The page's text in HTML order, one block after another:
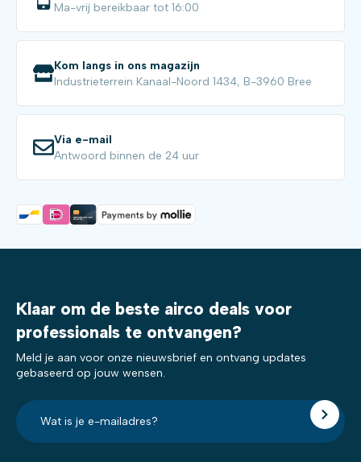
Ma-vrij bereikbaar tot 16:00
Kom langs in ons magazijn
Industrieterrein Kanaal-Noord 1434, B-3960 Bree
Via e-mail
Antwoord binnen de 24 uur
Klaar om de beste airco deals voor
professionals te ontvangen?
Meld je aan voor onze nieuwsbrief en ontvang updates
gebaseerd op jouw wensen.
E-
mailadres?
*